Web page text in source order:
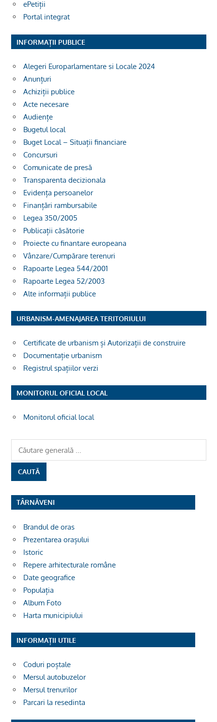
ePetiții
Portal integrat
INFORMAȚII PUBLICE
Alegeri Europarlamentare si Locale 2024
Anunțuri
Achiziții publice
Acte necesare
Audiențe
Bugetul local
Buget Local – Situații financiare
Concursuri
Comunicate de presă
Transparenta decizionala
Evidența persoanelor
Finanțări rambursabile
Legea 350/2005
Publicații căsătorie
Proiecte cu finantare europeana
Vânzare/Cumpărare terenuri
Rapoarte Legea 544/2001
Rapoarte Legea 52/2003
Alte informații publice
URBANISM-AMENAJAREA TERITORIULUI
Certificate de urbanism și Autorizații de construire
Documentație urbanism
Registrul spațiilor verzi
MONITORUL OFICIAL LOCAL
Monitorul oficial local
TÂRNĂVENI
Brandul de oras
Prezentarea orașului
Istoric
Repere arhitecturale române
Date geografice
Populația
Album Foto
Harta municipiului
INFORMAȚII UTILE
Coduri poștale
Mersul autobuzelor
Mersul trenurilor
Parcari la resedinta